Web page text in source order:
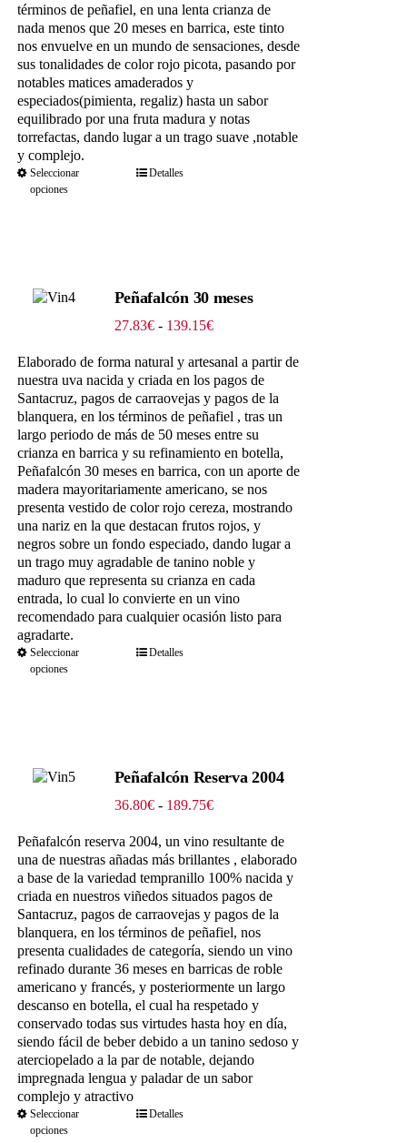
115.00€
términos de peñafiel, en una lenta crianza de
nada menos que 20 meses en barrica, este tinto
nos envuelve en un mundo de sensaciones, desde
sus tonalidades de color rojo picota, pasando por
notables matices amaderados y
especiados(pimienta, regaliz) hasta un sabor
equilibrado por una fruta madura y notas
torrefactas, dando lugar a un trago suave ,notable
y complejo.
Seleccionar
opciones
Detalles
Peñafalcón 30 meses
27.83€ - 139.15€Rango
precios:
desde
27.83€
hasta
139.15€
Elaborado de forma natural y artesanal a partir de
nuestra uva nacida y criada en los pagos de
Santacruz, pagos de carraovejas y pagos de la
blanquera, en los términos de peñafiel , tras un
largo periodo de más de 50 meses entre su
crianza en barrica y su refinamiento en botella,
Peñafalcón 30 meses en barrica, con un aporte de
madera mayoritariamente americano, se nos
presenta vestido de color rojo cereza, mostrando
una nariz en la que destacan frutos rojos, y
negros sobre un fondo especiado, dando lugar a
un trago muy agradable de tanino noble y
maduro que representa su crianza en cada
entrada, lo cual lo convierte en un vino
recomendado para cualquier ocasión listo para
agradarte.
Seleccionar
opciones
Detalles
Peñafalcón Reserva 2004
36.80€ - 189.75€Rango
precios:
desde
36.80€
hasta
189.75€
Peñafalcón reserva 2004, un vino resultante de
una de nuestras añadas más brillantes , elaborado
a base de la variedad tempranillo 100% nacida y
criada en nuestros viñedos situados pagos de
Santacruz, pagos de carraovejas y pagos de la
blanquera, en los términos de peñafiel, nos
presenta cualidades de categoría, siendo un vino
refinado durante 36 meses en barricas de roble
americano y francés, y posteriormente un largo
descanso en botella, el cual ha respetado y
conservado todas sus virtudes hasta hoy en día,
siendo fácil de beber debido a un tanino sedoso y
aterciopelado a la par de notable, dejando
impregnada lengua y paladar de un sabor
complejo y atractivo
Seleccionar
opciones
Detalles